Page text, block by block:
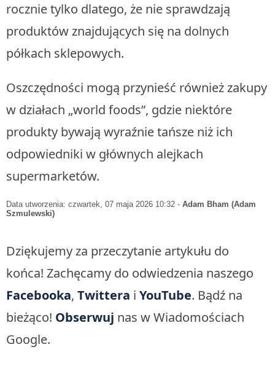
rocznie tylko dlatego, że nie sprawdzają
produktów znajdujących się na dolnych
półkach sklepowych.
Oszczędności mogą przynieść również zakupy
w działach „world foods”, gdzie niektóre
produkty bywają wyraźnie tańsze niż ich
odpowiedniki w głównych alejkach
supermarketów.
Data utworzenia: czwartek, 07 maja 2026 10:32 - Adam Bham (Adam
Szmulewski)
Dziękujemy za przeczytanie artykułu do
końca! Zachęcamy do odwiedzenia naszego
Facebooka, Twittera i YouTube. Bądź na
bieżąco! Obserwuj nas w Wiadomościach
Google.